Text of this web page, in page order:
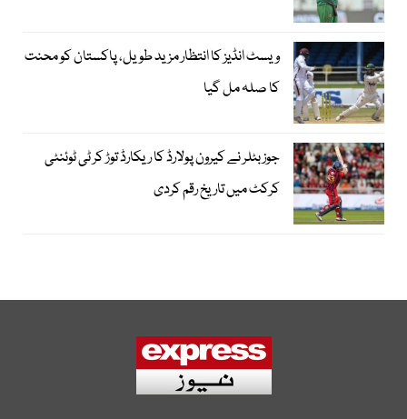
ویسٹ انڈیز کا انتظار مزید طویل، پاکستان کو محنت
کا صلہ مل گیا
جوز بٹلر نے کیرون پولارڈ کا ریکارڈ توڑ کر ٹی ٹوئنٹی
کرکٹ میں تاریخ رقم کردی